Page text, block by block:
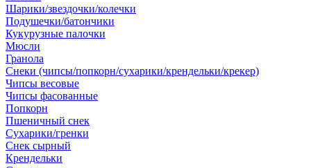
Шарики/звездочки/колечки
Подушечки/батончики
Кукурузные палочки
Мюсли
Гранола
Снеки (чипсы/попкорн/сухарики/крендельки/крекер)
Чипсы весовые
Чипсы фасованные
Попкорн
Пшеничный снек
Сухарики/гренки
Снек сырный
Крендельки